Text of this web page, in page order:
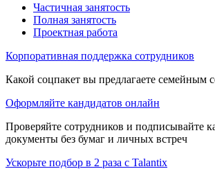
Частичная занятость
Полная занятость
Проектная работа
Корпоративная поддержка сотрудников
Какой соцпакет вы предлагаете семейным
Оформляйте кандидатов онлайн
Проверяйте сотрудников и подписывайте
документы без бумаг и личных встреч
Ускорьте подбор в 2 раза с Talantix